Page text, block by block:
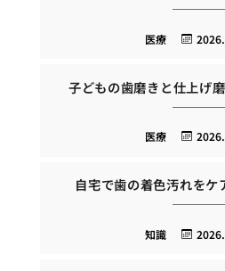
医療
子どもの歯磨きと仕上げ
医療
自宅で歯の着色汚れをケ
知識